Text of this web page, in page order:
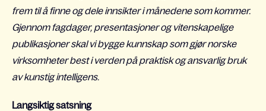
frem til å finne og dele innsikter i månedene som kommer.
Gjennom fagdager, presentasjoner og vitenskapelige
publikasjoner skal vi bygge kunnskap som gjør norske
virksomheter best i verden på praktisk og ansvarlig bruk
av kunstig intelligens.
Langsiktig satsning